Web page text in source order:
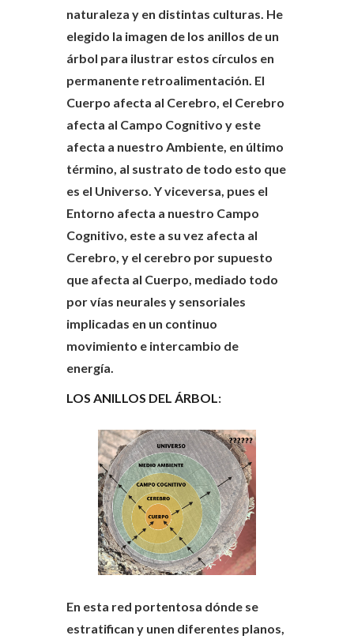
naturaleza y en distintas culturas. He
elegido la imagen de los anillos de un
árbol para ilustrar estos círculos en
permanente retroalimentación. El
Cuerpo afecta al Cerebro, el Cerebro
afecta al Campo Cognitivo y este
afecta a nuestro Ambiente, en último
término, al sustrato de todo esto que
es el Universo. Y viceversa, pues el
Entorno afecta a nuestro Campo
Cognitivo, este a su vez afecta al
Cerebro, y el cerebro por supuesto
que afecta al Cuerpo, mediado todo
por vías neurales y sensoriales
implicadas en un continuo
movimiento e intercambio de
energía.
LOS ANILLOS DEL ÁRBOL:
En esta red portentosa dónde se
estratifican y unen diferentes planos,